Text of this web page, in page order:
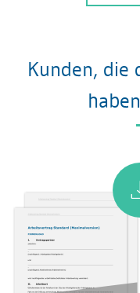
Kunden, die